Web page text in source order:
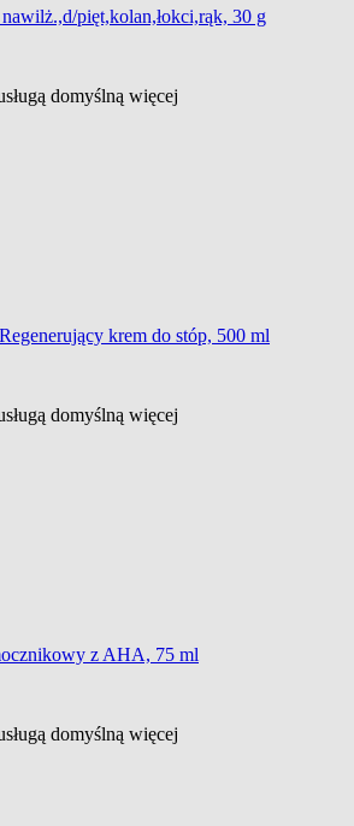
pięt,kolan,łokci,rąk, 30 g
domyślną więcej
krem do stóp, 500 ml
domyślną więcej
z AHA, 75 ml
domyślną więcej